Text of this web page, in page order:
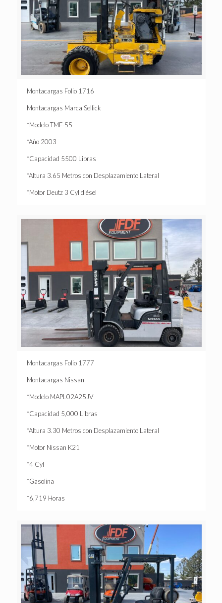
Montacargas Folio 1716
Montacargas Marca Sellick
*Modelo TMF-55
*Año 2003
*Capacidad 5500 Libras
*Altura 3.65 Metros con Desplazamiento Lateral
*Motor Deutz 3 Cyl diésel
Montacargas Folio 1777
Montacargas Nissan
*Modelo MAPL02A25JV
*Capacidad 5,000 Libras
*Altura 3.30 Metros con Desplazamiento Lateral
*Motor Nissan K21
*4 Cyl
*Gasolina
*6,719 Horas